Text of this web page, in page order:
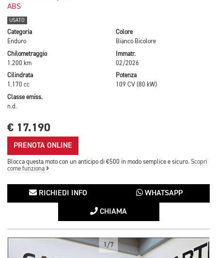
ABS
USATO
Categoria
Enduro
Colore
Bianco Bicolore
Chilometraggio
1.200 km
Immatr.
02/2026
Cilindrata
1.170 cc
Potenza
109 CV (80 kW)
Classe emiss.
n.d.
€ 17.190
PRENOTA ONLINE
Blocca questa moto con un anticipo di €500 in modo semplice e sicuro. Scopri
come funziona
RICHIEDI INFO WHATSAPP
CHIAMA
1/7